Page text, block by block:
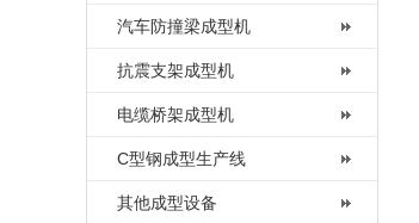
汽车防撞梁成型机
抗震支架成型机
电缆桥架成型机
C型钢成型生产线
其他成型设备